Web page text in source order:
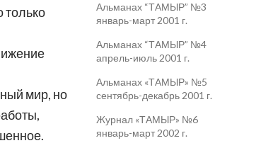
только
мир, но
Альманах “ТАМЫР” №3
январь-март 2001 г.
Альманах “ТАМЫР” №4
апрель-июль 2001 г.
Альманах «ТАМЫР» №5
сентябрь-декабрь 2001 г.
Журнал «ТАМЫР» №6
январь-март 2002 г.